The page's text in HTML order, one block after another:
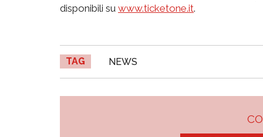
disponibili su www.ticketone.it.
TAG NEWS